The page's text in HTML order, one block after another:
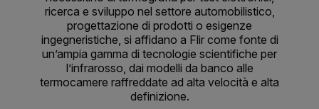
ricerca e sviluppo nel settore automobilistico,
progettazione di prodotti o esigenze
ingegneristiche, si affidano a Flir come fonte di
un’ampia gamma di tecnologie scientifiche per
l’infrarosso, dai modelli da banco alle
termocamere raffreddate ad alta velocità e alta
definizione.